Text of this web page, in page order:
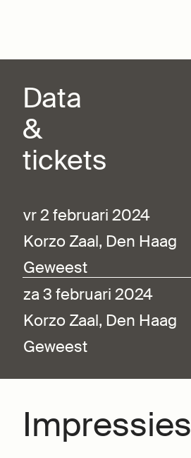
Data
&
tickets
vr 2 februari 2024
Korzo Zaal, Den Haag
Geweest
za 3 februari 2024
Korzo Zaal, Den Haag
Geweest
Impressies